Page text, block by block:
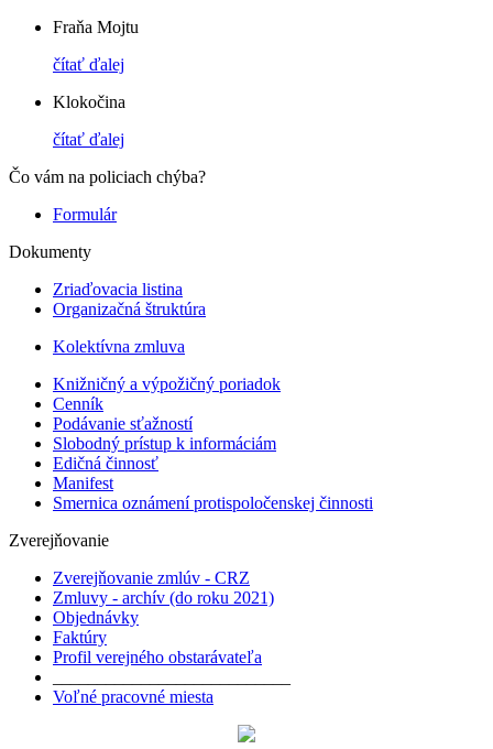
Fraňa Mojtu
čítať ďalej
Klokočina
čítať ďalej
Čo vám na policiach chýba?
Formulár
Dokumenty
Zriaďovacia listina
Organizačná štruktúra
Kolektívna zmluva
Knižničný a výpožičný poriadok
Cenník
Podávanie sťažností
Slobodný prístup k informáciám
Edičná činnosť
Manifest
Smernica oznámení protispoločenskej činnosti
Zverejňovanie
Zverejňovanie zmlúv - CRZ
Zmluvy - archív (do roku 2021)
Objednávky
Faktúry
Profil verejného obstarávateľa
Voľné pracovné miesta